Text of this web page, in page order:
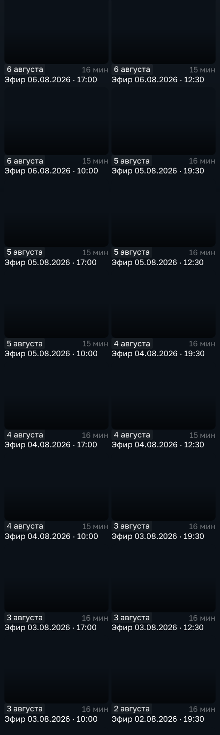
6 августа
16 мин
Эфир 06.08.2026 · 17:00
6 августа
15 мин
Эфир 06.08.2026 · 12:30
6 августа
15 мин
Эфир 06.08.2026 · 10:00
5 августа
16 мин
Эфир 05.08.2026 · 19:30
5 августа
15 мин
Эфир 05.08.2026 · 17:00
5 августа
16 мин
Эфир 05.08.2026 · 12:30
5 августа
15 мин
Эфир 05.08.2026 · 10:00
4 августа
16 мин
Эфир 04.08.2026 · 19:30
4 августа
16 мин
Эфир 04.08.2026 · 17:00
4 августа
15 мин
Эфир 04.08.2026 · 12:30
4 августа
15 мин
Эфир 04.08.2026 · 10:00
3 августа
16 мин
Эфир 03.08.2026 · 19:30
3 августа
16 мин
Эфир 03.08.2026 · 17:00
3 августа
16 мин
Эфир 03.08.2026 · 12:30
3 августа
16 мин
Эфир 03.08.2026 · 10:00
2 августа
16 мин
Эфир 02.08.2026 · 19:30